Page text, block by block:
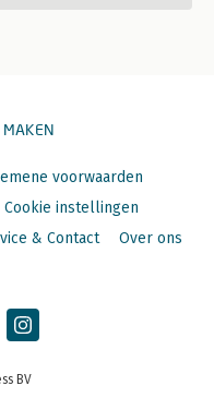
MAKEN
voorwaarden
Cookie instellingen
& Contact Over ons
BV